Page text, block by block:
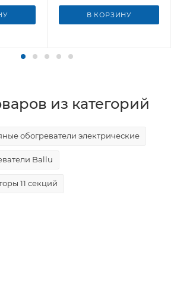
В КОРЗИНУ
из категорий
обогреватели электрические
Ballu
11 секций